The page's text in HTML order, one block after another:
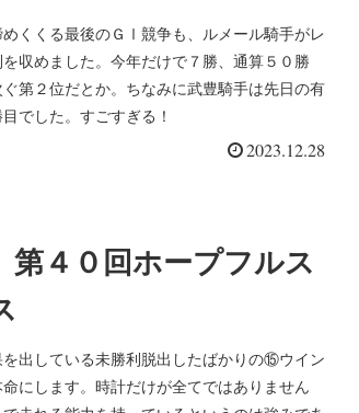
めくくる最後のＧⅠ競争も、ルメール騎手がレ
収めました。今年だけで７勝、通算５０勝
第２位だとか。ちなみに武豊騎手は先日の有
でした。すごすぎる！
2023.12.28
第４０回ホープフルス
出している未勝利脱出したばかりの⑮ウイン
にします。時計だけが全てではありません